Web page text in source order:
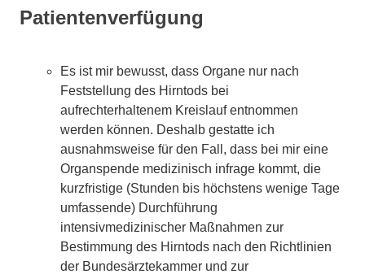
Patientenverfügung
Es ist mir bewusst, dass Organe nur nach
Feststellung des Hirntods bei
aufrechterhaltenem Kreislauf entnommen
werden können. Deshalb gestatte ich
ausnahmsweise für den Fall, dass bei mir eine
Organspende medizinisch infrage kommt, die
kurzfristige (Stunden bis höchstens wenige Tage
umfassende) Durchführung
intensivmedizinischer Maßnahmen zur
Bestimmung des Hirntods nach den Richtlinien
der Bundesärztekammer und zur